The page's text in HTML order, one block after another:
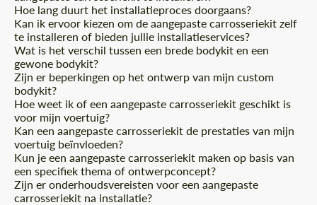
Hoe lang duurt het installatieproces doorgaans?
Kan ik ervoor kiezen om de aangepaste carrosseriekit zelf
te installeren of bieden jullie installatieservices?
Wat is het verschil tussen een brede bodykit en een
gewone bodykit?
Zijn er beperkingen op het ontwerp van mijn custom
bodykit?
Hoe weet ik of een aangepaste carrosseriekit geschikt is
voor mijn voertuig?
Kan een aangepaste carrosseriekit de prestaties van mijn
voertuig beïnvloeden?
Kun je een aangepaste carrosseriekit maken op basis van
een specifiek thema of ontwerpconcept?
Zijn er onderhoudsvereisten voor een aangepaste
carrosseriekit na installatie?